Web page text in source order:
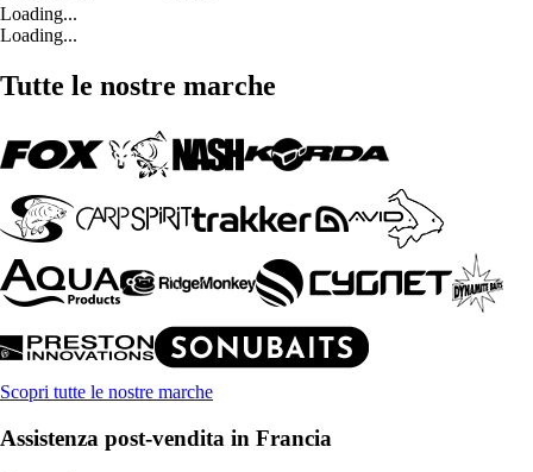
Loading...
Loading...
Tutte le nostre marche
Scopri tutte le nostre marche
Assistenza post-vendita in Francia